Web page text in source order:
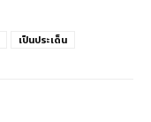
เป็นประเด็น